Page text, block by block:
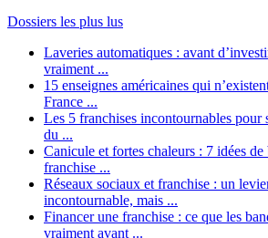
Dossiers les plus lus
Laveries automatiques : avant
vraiment ...
15 enseignes américaines qui
France ...
Les 5 franchises incontournables pour
du ...
Canicule et fortes chaleurs : 7 idées de
franchise ...
Réseaux sociaux et franchise : un
incontournable, mais ...
Financer une franchise : ce que les
vraiment avant ...